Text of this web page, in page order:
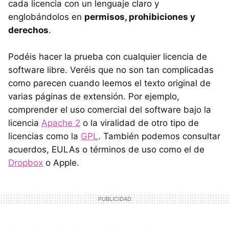
cada licencia con un lenguaje claro y
englobándolos en permisos, prohibiciones y
derechos.
Podéis hacer la prueba con cualquier licencia de
software libre. Veréis que no son tan complicadas
como parecen cuando leemos el texto original de
varias páginas de extensión. Por ejemplo,
comprender el uso comercial del software bajo la
licencia Apache 2 o la viralidad de otro tipo de
licencias como la GPL. También podemos consultar
acuerdos, EULAs o términos de uso como el de
Dropbox o Apple.